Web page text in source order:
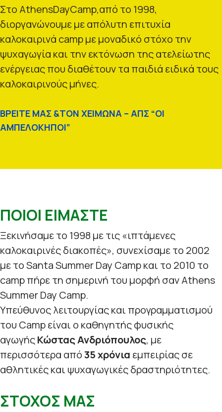
Στο AthensDayCamp,από το 1998,
διοργανώνουμε με απόλυτη επιτυχία
καλοκαιρινά camp με μοναδικό στόχο την
ψυχαγωγία και την εκτόνωση της ατελείωτης
ενέργειας που διαθέτουν τα παιδιά ειδικά τους
καλοκαιρινούς μήνες.
ΒΡΕΙΤΕ ΜΑΣ &ΤΟΝ ΧΕΙΜΩΝΑ – ΑΠΣ “ΟΙ
ΑΜΠΕΛΟΚΗΠΟΙ”
ΠΟΙΟΙ ΕΙΜΑΣΤΕ
Ξεκινήσαμε το 1998 με τις «ιπτάμενες
καλοκαιρινές διακοπές», συνεχίσαμε το 2002
με το Santa Summer Day Camp και το 2010 το
camp πήρε τη σημερινή του μορφή σαν Athens
Summer Day Camp.
Υπεύθυνος λειτουργίας και προγραμματισμού
του Camp είναι ο καθηγητής φυσικής
αγωγήςΚώστας Ανδριόπουλος, με
περισσότερα από35 χρόνια εμπειρίας σε
αθλητικές και ψυχαγωγικές δραστηριότητες.
ΣΤΟΧΟΣ ΜΑΣ